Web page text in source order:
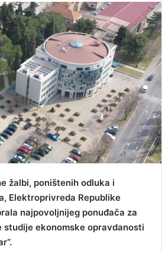
žalbi, poništenih odluka i
Elektroprivreda Republike
najpovoljnijeg ponuđača za
studije ekonomske opravdanosti